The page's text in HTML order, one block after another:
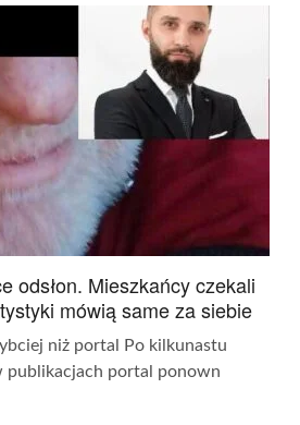
odsłon. Mieszkańcy czekali
mówią same za siebie
niż portal Po kilkunastu
publikacjach portal ponown